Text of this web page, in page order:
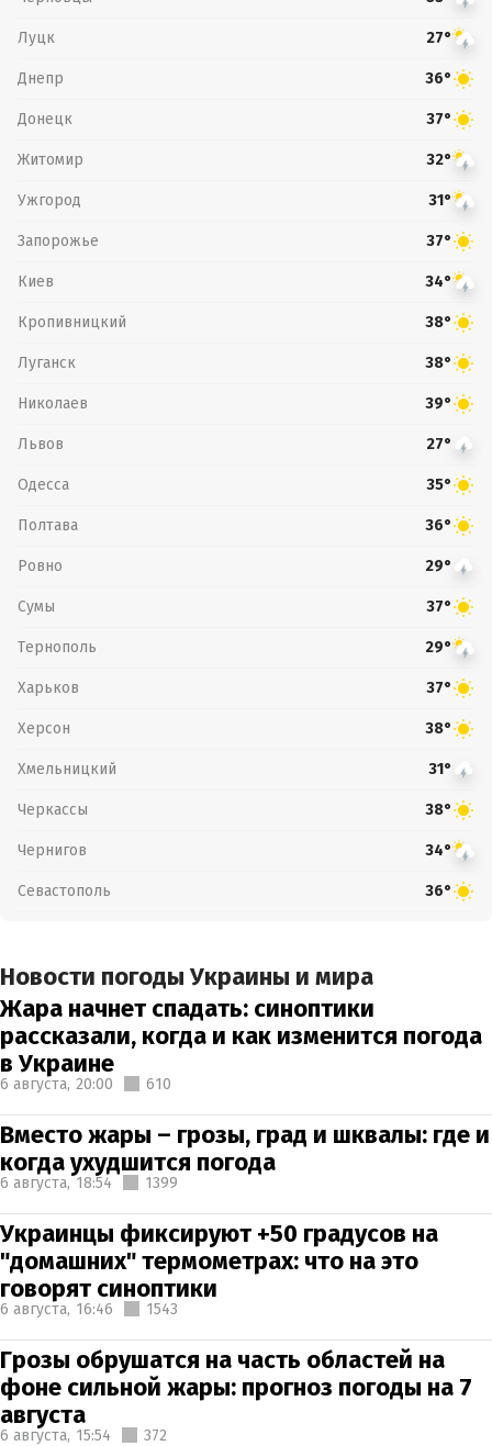
Луцк 27°
Днепр 36°
Донецк 37°
Житомир 32°
Ужгород 31°
Запорожье 37°
Киев 34°
Кропивницкий 38°
Луганск 38°
Николаев 39°
Львов 27°
Одесса 35°
Полтава 36°
Ровно 29°
Сумы 37°
Тернополь 29°
Харьков 37°
Херсон 38°
Хмельницкий 31°
Черкассы 38°
Чернигов 34°
Севастополь 36°
Новости погоды Украины и мира
Жара начнет спадать: синоптики
рассказали, когда и как изменится погода
в Украине
6 августа, 20:00 610
Вместо жары – грозы, град и шквалы: где и
когда ухудшится погода
6 августа, 18:54 1399
Украинцы фиксируют +50 градусов на
"домашних" термометрах: что на это
говорят синоптики
6 августа, 16:46 1543
Грозы обрушатся на часть областей на
фоне сильной жары: прогноз погоды на 7
августа
6 августа, 15:54 372